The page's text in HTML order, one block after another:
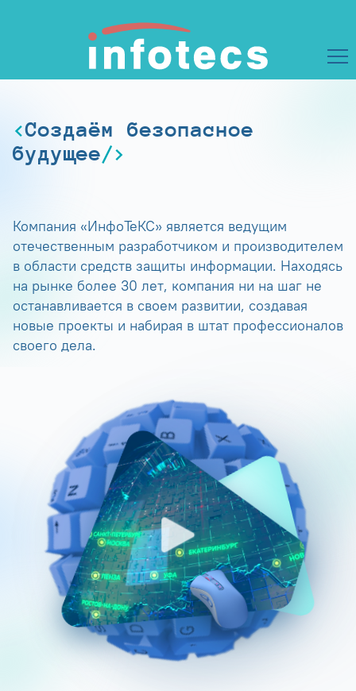
Создаём безопасное
будущее
Компания «ИнфоТеКС» является ведущим
отечественным разработчиком и производителем
в области средств защиты информации. Находясь
на рынке более 30 лет, компания ни на шаг не
останавливается в своем развитии, создавая
новые проекты и набирая в штат профессионалов
своего дела.